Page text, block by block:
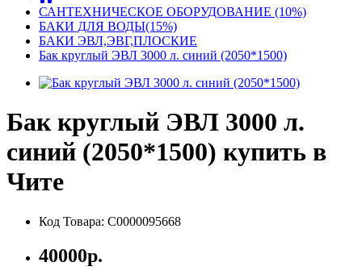
САНТЕХНИЧЕСКОЕ ОБОРУДОВАНИЕ (10%)
БАКИ ДЛЯ ВОДЫ(15%)
БАКИ ЭВЛ,ЭВГ,ПЛОСКИЕ
Бак круглый ЭВЛ 3000 л. синий (2050*1500)
Бак круглый ЭВЛ 3000 л.
синий (2050*1500) купить в
Чите
Код Товара: С0000095668
40000р.